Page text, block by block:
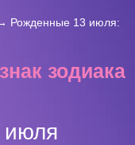
Рожденные 13 июля:
зодиака
июля